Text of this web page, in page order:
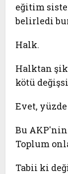
eğitim
belirledi
Halk.
Halktan
kötü
Evet, yüzde
Bu AKP'nin
Toplum
Tabii ki